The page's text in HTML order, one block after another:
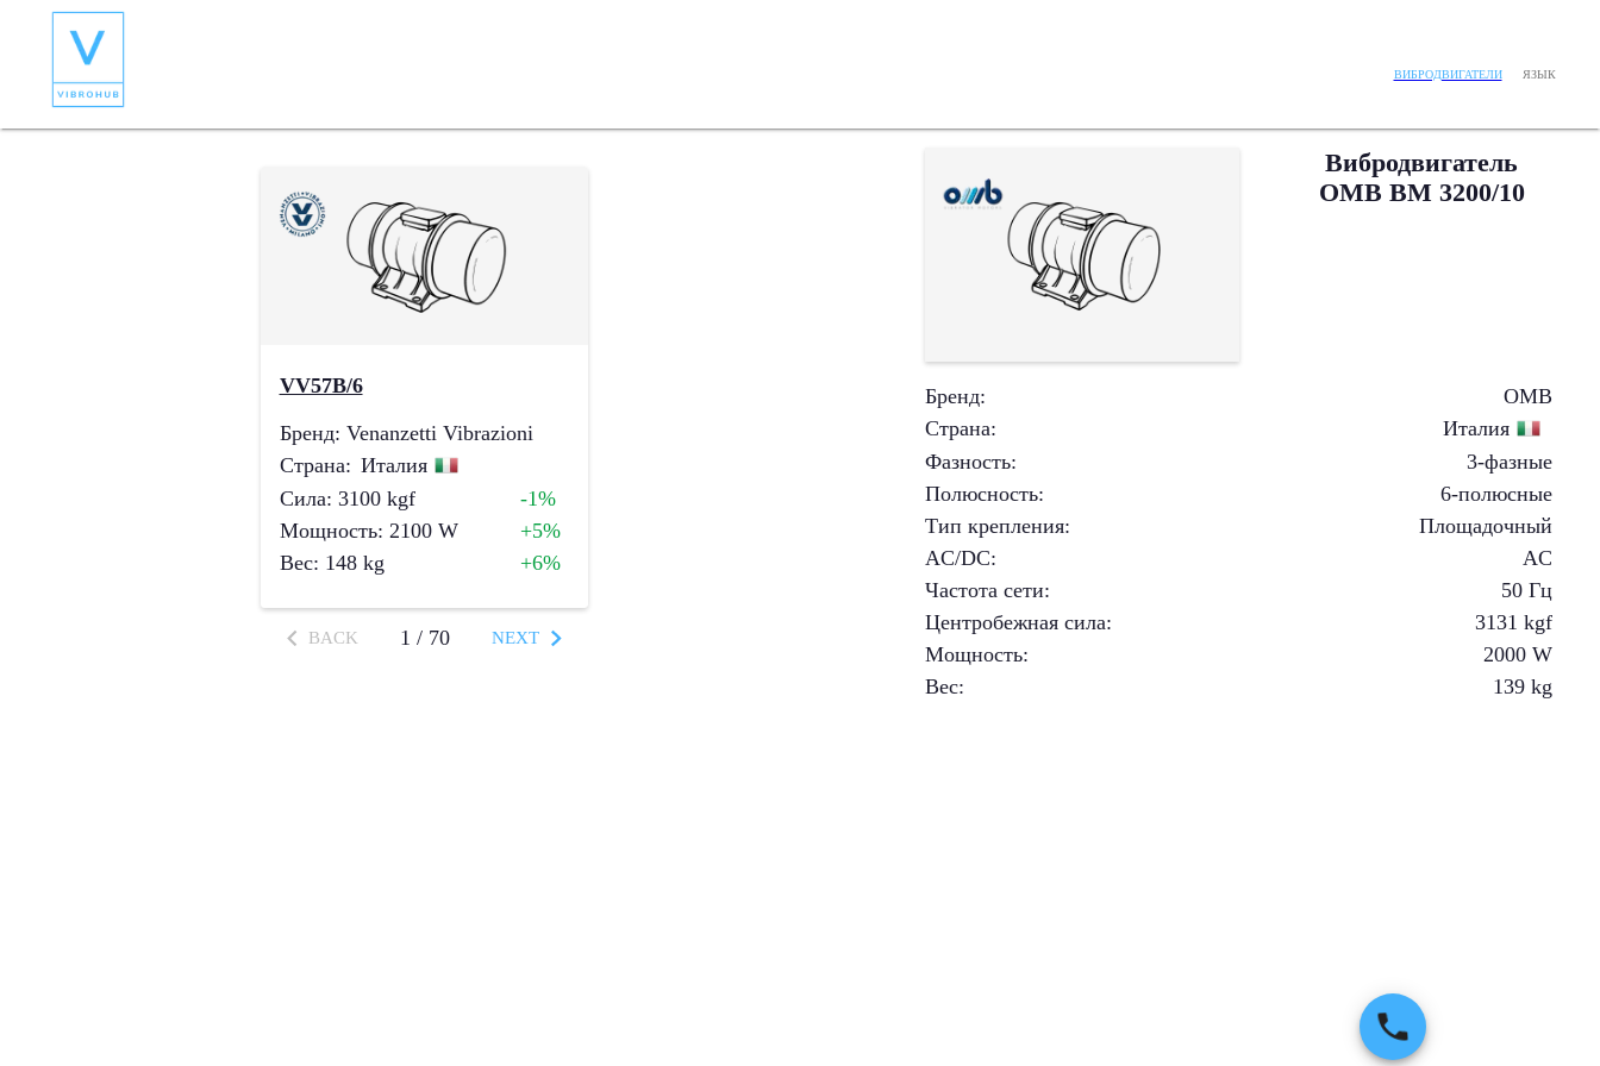
ВИБРОДВИГАТЕЛИ ЯЗЫК
Вибродвигатель
OMB BM 3200/10
Бренд:
OMB
Страна:
Италия
Фазность:
3-фазные
Полюсность:
6-полюсные
Тип крепления:
Площадочный
AC/DC:
AC
Частота сети:
50 Гц
Центробежная сила: 3131 kgf
Мощность: 2000 W
Вес: 139 kg
VV57B/6
Бренд: Venanzetti Vibrazioni
Страна: Италия
Сила: 3100 kgf
-1%
Мощность: 2100 W
+5%
Вес: 148 kg +6%
BACK 1 / 70 NEXT